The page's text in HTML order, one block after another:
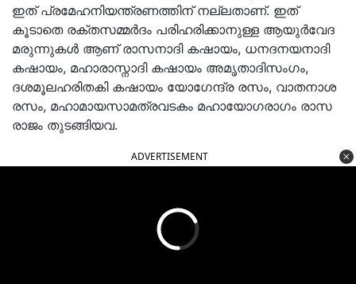
ഇത് പ്രമേഹനിയന്ത്രണത്തിന് നല്ലതാണ്. ഇത്
കൂടാതെ രക്തസമ്മർദം പരിഹരിക്കാനുള്ള ആയുർവേദ
മരുന്നുകൾ ആണ് രാസനാദി കഷായം, ധനദനയനാദി
കഷായം, മഹാരാസ്നാദി കഷായം അമൃതാദിസംഗം,
ദശമൂലഹരിതകി കഷായം യോഗേന്ദ്ര രസം, വാതനാശ
രസം, മഹാമായസാമത്രവടകം മഹായോഗരാഗം രാസ
രാജം തുടങ്ങിയവ.
ADVERTISEMENT